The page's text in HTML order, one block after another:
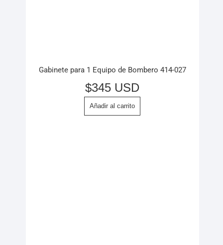
Gabinete para 1 Equipo de Bombero 414-027
$345 USD
Añadir al carrito